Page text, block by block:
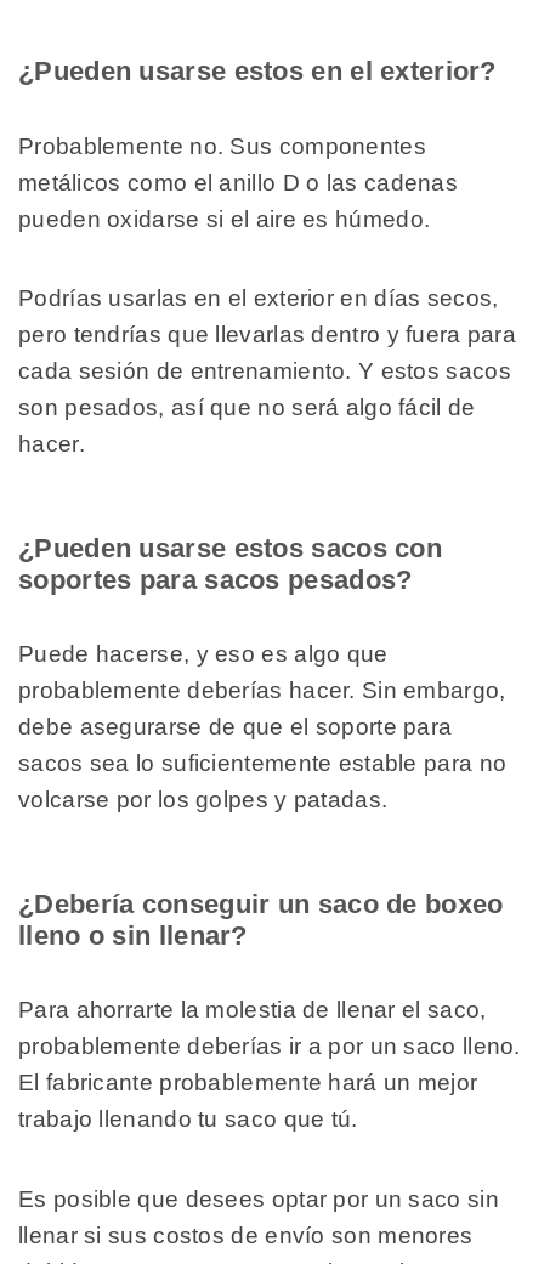
¿Pueden usarse estos en el exterior?
Probablemente no. Sus componentes
metálicos como el anillo D o las cadenas
pueden oxidarse si el aire es húmedo.
Podrías usarlas en el exterior en días secos,
pero tendrías que llevarlas dentro y fuera para
cada sesión de entrenamiento. Y estos sacos
son pesados, así que no será algo fácil de
hacer.
¿Pueden usarse estos sacos con
soportes para sacos pesados?
Puede hacerse, y eso es algo que
probablemente deberías hacer. Sin embargo,
debe asegurarse de que el soporte para
sacos sea lo suficientemente estable para no
volcarse por los golpes y patadas.
¿Debería conseguir un saco de boxeo
lleno o sin llenar?
Para ahorrarte la molestia de llenar el saco,
probablemente deberías ir a por un saco lleno.
El fabricante probablemente hará un mejor
trabajo llenando tu saco que tú.
Es posible que desees optar por un saco sin
llenar si sus costos de envío son menores